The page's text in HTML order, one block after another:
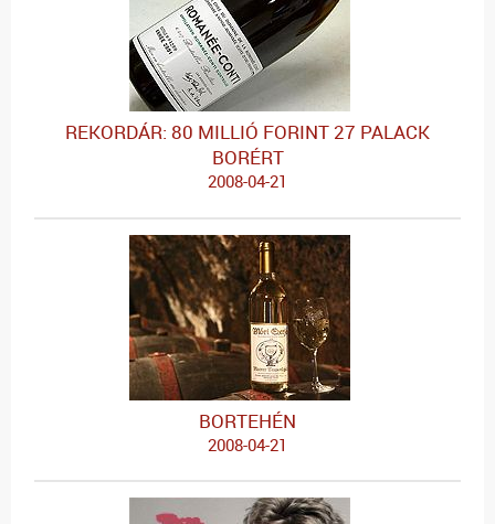
REKORDÁR: 80 MILLIÓ FORINT 27 PALACK
BORÉRT
2008-04-21
BORTEHÉN
2008-04-21